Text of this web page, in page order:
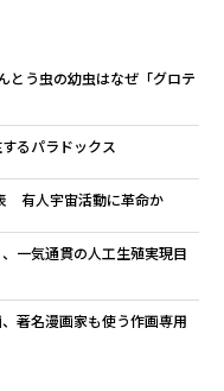
う虫の幼虫はなぜ「グロテ
るパラドックス
有人宇宙活動に革命か
一気通貫の人工生殖実現目
著名漫画家も使う作画専用